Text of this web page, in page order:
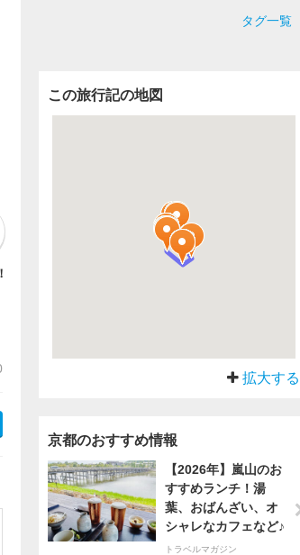
タグ一覧
この旅行記の地図
拡大する
京都のおすすめ情報
【2026年】嵐山のお
すすめランチ！湯
葉、おばんざい、オ
シャレなカフェなど♪
トラベルマガジン